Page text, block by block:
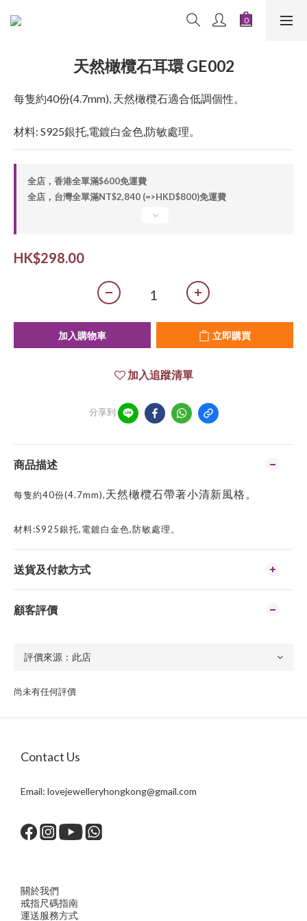
天然橄欖石耳環 GE002
每隻約40份(4.7mm), 天然橄欖石適合低調個性。
材料: S925銀托,電鍍白金色,防敏處理。
全店，香港全單滿$600免運費
全店，台灣全單滿NT$2,840 (=>HKD$800)免運費
HK$298.00
加入購物車 立即購買
加入追蹤清單
分享到
商品描述
每隻約40份(4.7mm),天然橄欖石帶著小清新風格 。
材料:S925銀托,電鍍白金色,防敏處理。
送貨及付款方式
顧客評價
尚未有任何評價
Contact Us
Email: lovejewelleryhongkong@gmail.com
關於我們
戒指尺碼指南
運送服務方式